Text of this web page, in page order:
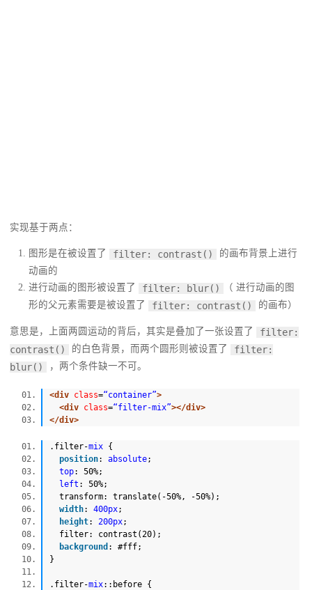
实现基于两点：
图形是在被设置了 filter: contrast()
的画布背景上进行
动画的
进行动画的图形被设置了
filter: blur()
（ 进行动画的图
形的父元素需要是被设置了
filter: contrast() 的画布）
意思是，上面两圆运动的背后，其实是叠加了一张设置了
filter:
contrast()
的白色背景，而两个圆形则被设置了
filter:
blur()
，两个条件缺一不可。
<div class=“container”>
<div class=“filter-mix”></div>
</div>
.filter-mix{
position: absolute;
top: 50%;
left : 50%;
transform: translate(-50%, -50%);
width: 400px;
height: 200px;
filter: contrast(20);
background : #fff;
}
.filter-mix::before {